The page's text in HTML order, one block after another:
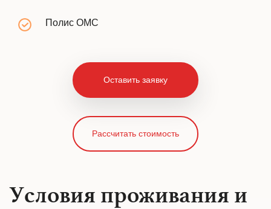
Полис ОМС
Оставить заявку
Рассчитать стоимость
Условия проживания и